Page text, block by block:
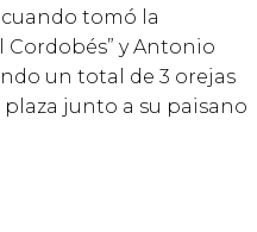
cuando tomó la
Cordobés” y Antonio
un total de 3 orejas
junto a su paisano